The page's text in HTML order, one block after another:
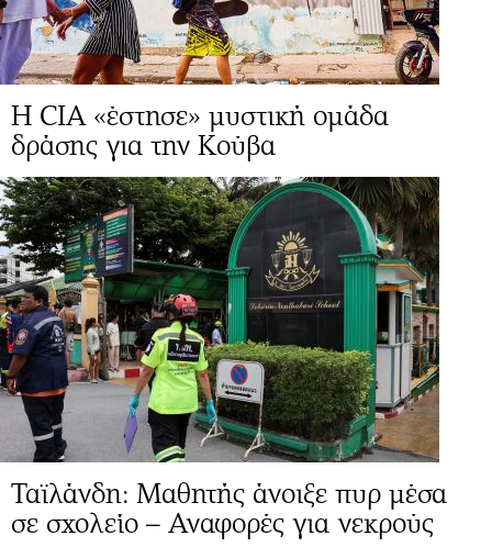
H CIA «έστησε» μυστική ομάδα
δράσης για την Κούβα
Ταϊλάνδη: Μαθητής άνοιξε πυρ μέσα
σε σχολείο – Αναφορές για νεκρούς